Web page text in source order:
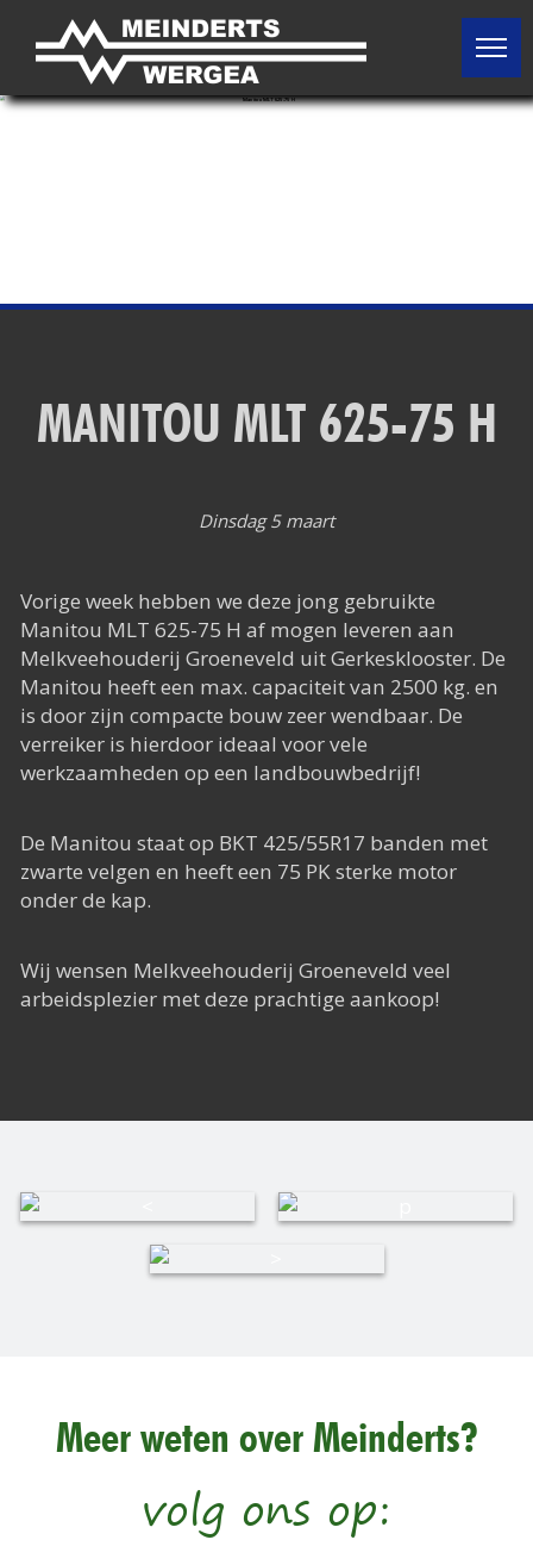
MERKEN
GESCHIEDENIS
Het Rapide succes
Het digitale tijdperk
De toekomst
MANITOU MLT 625-75 H
Dinsdag 5 maart
Vorige week hebben we deze jong gebruikte
Manitou MLT 625-75 H af mogen leveren aan
Melkveehouderij Groeneveld uit Gerkesklooster. De
Manitou heeft een max. capaciteit van 2500 kg. en
is door zijn compacte bouw zeer wendbaar. De
verreiker is hierdoor ideaal voor vele
werkzaamheden op een landbouwbedrijf!
De Manitou staat op BKT 425/55R17 banden met
zwarte velgen en heeft een 75 PK sterke motor
onder de kap.
Wij wensen Melkveehouderij Groeneveld veel
arbeidsplezier met deze prachtige aankoop!
Meer weten over Meinderts?
volg ons op: